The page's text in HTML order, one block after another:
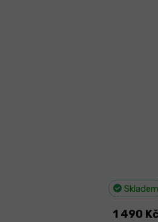
Skladem
1 490 Kč